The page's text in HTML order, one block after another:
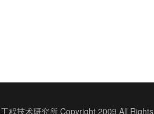
程技术研究所 Copyright 2009 All Rights